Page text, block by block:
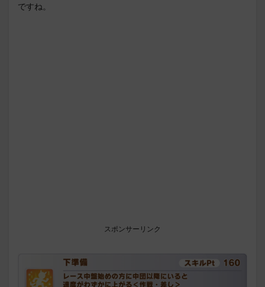
ですね。
スポンサーリンク